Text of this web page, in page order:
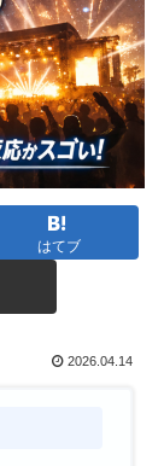
はてブ
2026.04.14